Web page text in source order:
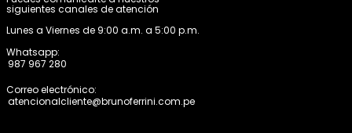
siguientes canales de atención
Lunes a Viernes de 9:00 a.m. a 5:00 p.m.
Whatsapp:
987 967 280
Correo electrónico:
atencionalcliente@brunoferrini.com.pe